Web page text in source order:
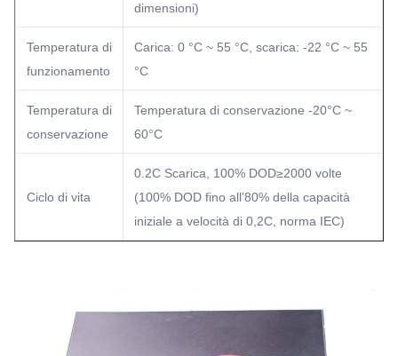
dimensioni)
Temperatura di
funzionamento
Carica: 0 °C ~ 55 °C, scarica: -22 °C ~ 55
°C
Temperatura di
conservazione
Temperatura di conservazione -20°C ~
60°C
Ciclo di vita
0.2C Scarica, 100% DOD≥2000 volte
(100% DOD fino all'80% della capacità
iniziale a velocità di 0,2C, norma IEC)